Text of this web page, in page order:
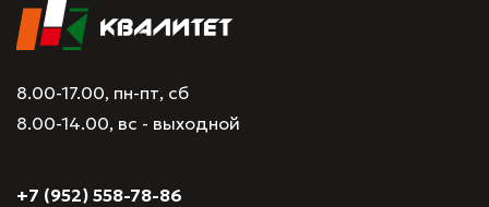
8.00-17.00, пн-пт, сб
8.00-14.00, вс - выходной
+7 (952) 558-78-86